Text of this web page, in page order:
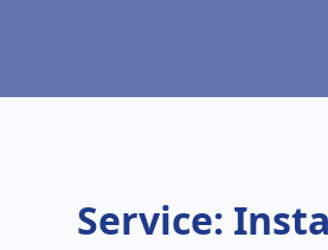
Service: